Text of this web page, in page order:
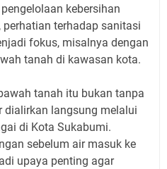
kebersihan
terhadap sanitasi
fokus, misalnya dengan
tanah di kawasan kota.
tanah itu bukan tanpa
dialirkan langsung melalui
di Kota Sukabumi.
sebelum air masuk ke
upaya penting agar